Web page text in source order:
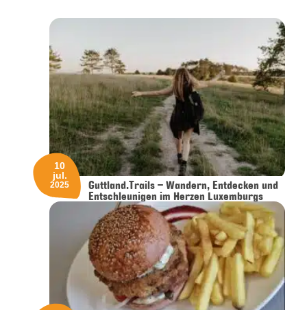
Guttland.Trails – Wandern, Entdecken und
Entschleunigen im Herzen Luxemburgs
10
jul.
2025